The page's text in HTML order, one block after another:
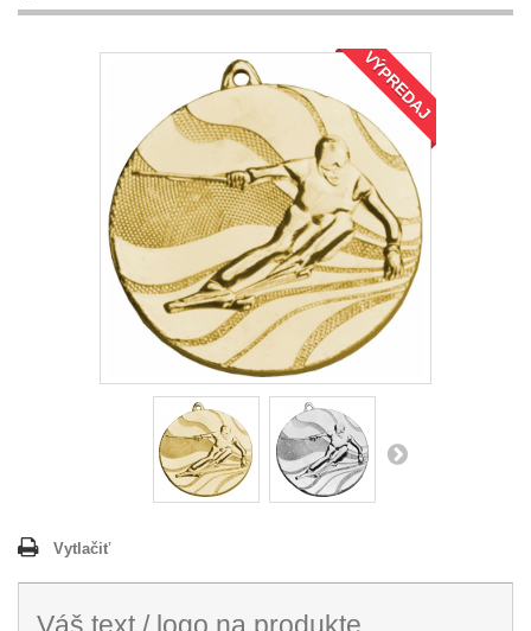
VÝPREDAJ
Vytlačiť
Váš text / logo na produkte